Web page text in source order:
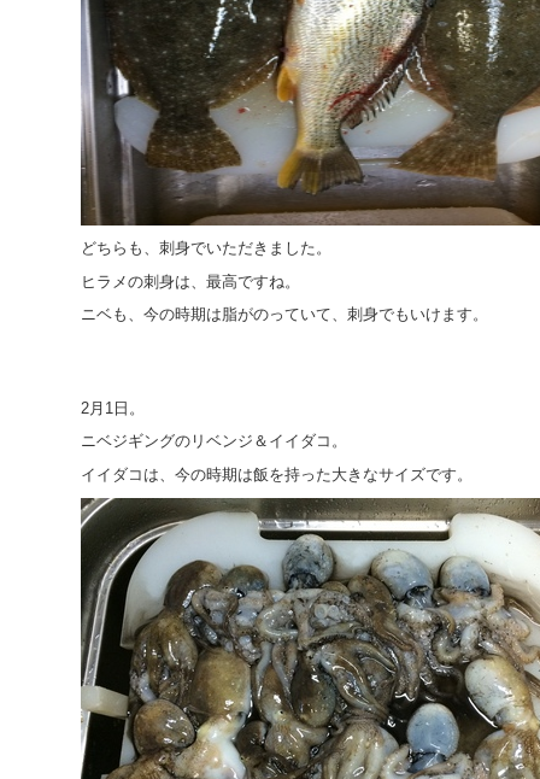
どちらも、刺身でいただきました。
ヒラメの刺身は、最高ですね。
ニベも、今の時期は脂がのっていて、刺身でもいけます。
2月1日。
ニベジギングのリベンジ＆イイダコ。
イイダコは、今の時期は飯を持った大きなサイズです。